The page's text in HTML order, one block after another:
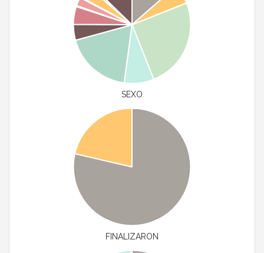
SEXO
FINALIZARON